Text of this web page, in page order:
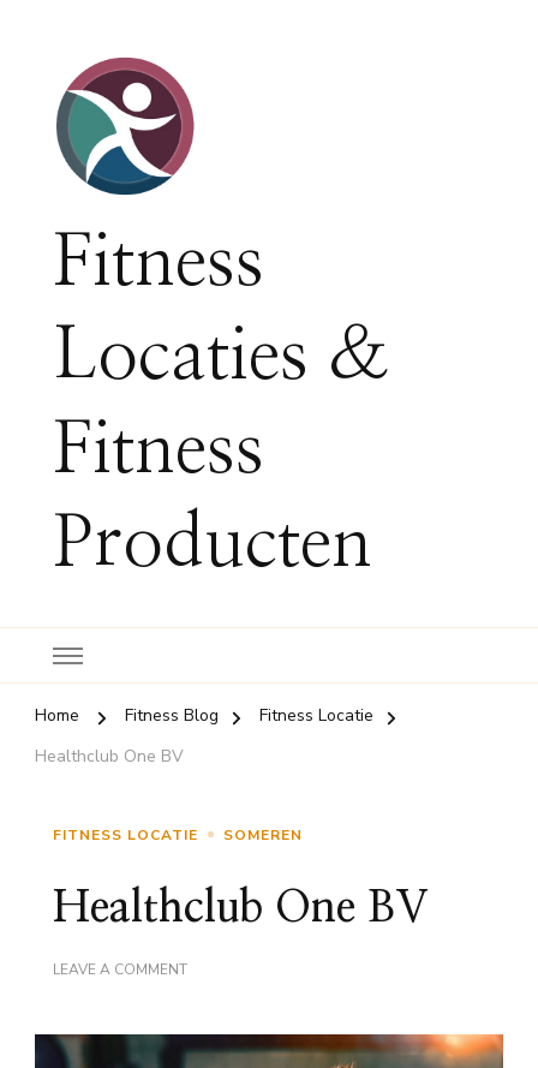
Fitness
Locaties &
Fitness
Producten
Home Fitness Blog
Fitness Locatie
Healthclub One BV
FITNESS LOCATIE SOMEREN
Healthclub One BV
LEAVE A COMMENTON